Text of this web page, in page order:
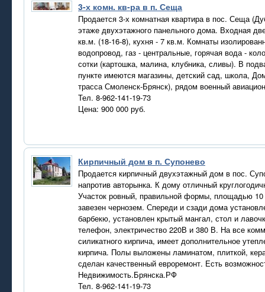
3-х комн. кв-ра в п. Сеща
Продается 3-х комнатная квартира в пос. Сеща
этаже двухэтажного панельного дома. Входная
кв.м. (18-16-8), кухня - 7 кв.м. Комнаты
водопровод, газ - центральные, горячая вода -
сотки (картошка, малина, клубника, сливы). В
пункте имеются магазины, детский сад, школа,
трасса Смоленск-Брянск), рядом военный
Тел. 8-962-141-19-73
Цена: 900 000 руб.
Кирпичный дом в п. Супонево
Продается кирпичный двухэтажный дом в пос.
напротив авторынка. К дому отличный
Участок ровный, правильной формы, площадью 10
завезен чернозем. Спереди и сзади дома
барбекю, установлен крытый мангал, стол и
телефон, электричество 220В и 380 В. На все
силикатного кирпича, имеет дополнительное
кирпича. Полы выложены ламинатом, плиткой,
сделан качественный евроремонт. Есть
Недвижимость.Брянска.РФ
Тел. 8-962-141-19-73